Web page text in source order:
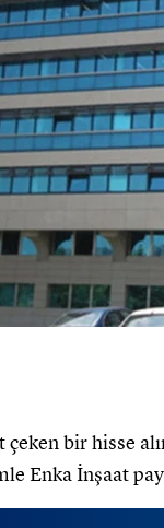
çeken bir hisse
Enka İnşaat